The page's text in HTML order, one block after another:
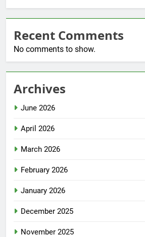
Recent Comments
No comments to show.
Archives
June 2026
April 2026
March 2026
February 2026
January 2026
December 2025
November 2025